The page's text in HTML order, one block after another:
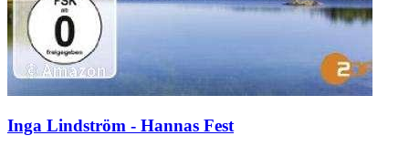
Inga Lindström - Hannas Fest